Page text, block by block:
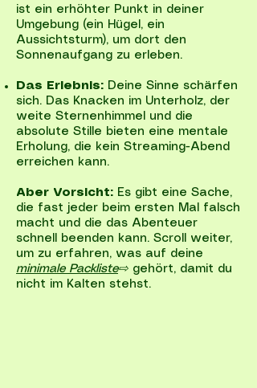
ist ein erhöhter Punkt in deiner
Umgebung (ein Hügel, ein
Aussichtsturm), um dort den
Sonnenaufgang zu erleben.
Das Erlebnis: Deine Sinne schärfen
sich. Das Knacken im Unterholz, der
weite Sternenhimmel und die
absolute Stille bieten eine mentale
Erholung, die kein Streaming-Abend
erreichen kann.
Aber Vorsicht: Es gibt eine Sache,
die fast jeder beim ersten Mal falsch
macht und die das Abenteuer
schnell beenden kann. Scroll weiter,
um zu erfahren, was auf deine
minimale Packliste⇨ gehört, damit du
nicht im Kalten stehst.